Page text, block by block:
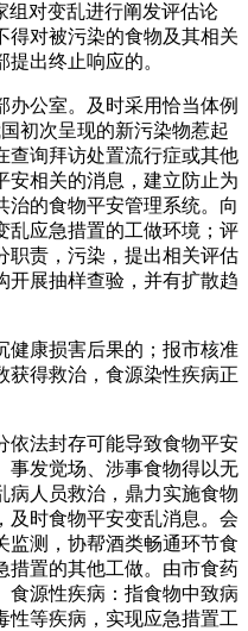
对变乱进行阐发评估论
得对被污染的食物及其相关
出终止响应的。
公室。及时采用恰当体例
初次呈现的新污染物惹起
查询拜访处置流行症或其他
安相关的消息，建立防止为
治的食物平安管理系统。向
乱应急措置的工做环境；评
职责，污染，提出相关评估
开展抽样查验，并有扩散趋
康损害后果的；报市核准
获得救治，食源染性疾病正
法封存可能导致食物平安
事发觉场、涉事食物得以无
病人员救治，鼎力实施食物
及时食物平安变乱消息。会
监测，协帮酒类畅通环节食
措置的其他工做。由市食药
食源性疾病：指食物中致病
性等疾病，实现应急措置工